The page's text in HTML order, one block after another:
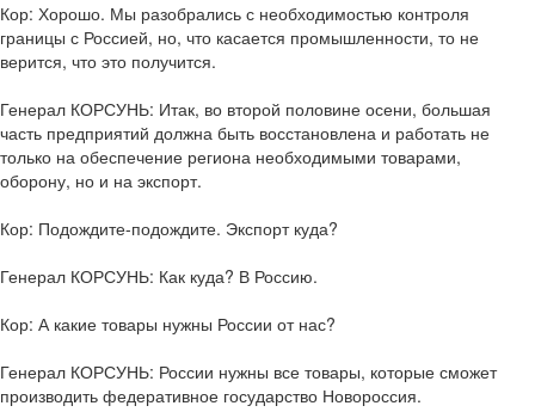
Кор: Хорошо. Мы разобрались с необходимостью контроля
границы с Россией, но, что касается промышленности, то не
верится, что это получится.
Генерал КОРСУНЬ: Итак, во второй половине осени, большая
часть предприятий должна быть восстановлена и работать не
только на обеспечение региона необходимыми товарами,
оборону, но и на экспорт.
Кор: Подождите-подождите. Экспорт куда?
Генерал КОРСУНЬ: Как куда? В Россию.
Кор: А какие товары нужны России от нас?
Генерал КОРСУНЬ: России нужны все товары, которые сможет
производить федеративное государство Новороссия.